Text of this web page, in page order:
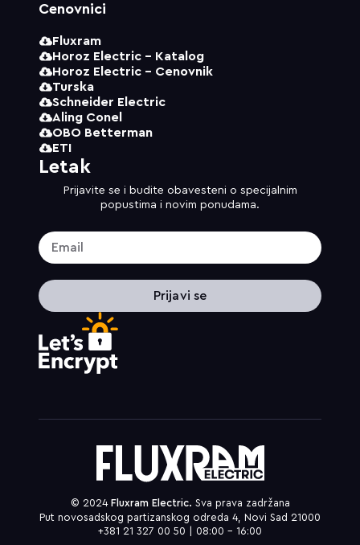
Cenovnici
Fluxram
Horoz Electric - Katalog
Horoz Electric - Cenovnik
Turska
Schneider Electric
Aling Conel
OBO Betterman
ETI
Letak
Prijavite se i budite obavesteni o specijalnim
popustima i novim ponudama.
Prijavi se
© 2024 Fluxram Electric. Sva prava zadržana
Put novosadskog partizanskog odreda 4, Novi Sad 21000
+381 21 327 00 50 | 08:00 – 16:00